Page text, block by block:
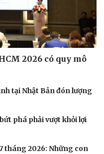
2026 có quy mô
tại Nhật Bản đón lượng
phá phải vượt khỏi lợi
tháng 2026: Những con